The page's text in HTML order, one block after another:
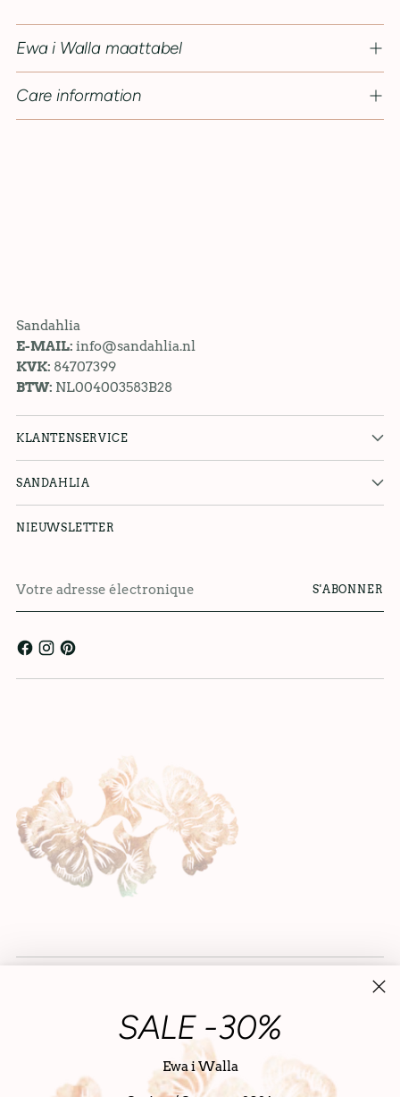
SALE -30%
Ewa i Walla
Ewa i Walla maattabel
Care information
Sandahlia
E-MAIL: info@sandahlia.nl
KVK: 84707399
BTW: NL004003583B28
KLANTENSERVICE
SANDAHLIA
NIEUWSLETTER
adresse
électronique
S'ABONNER